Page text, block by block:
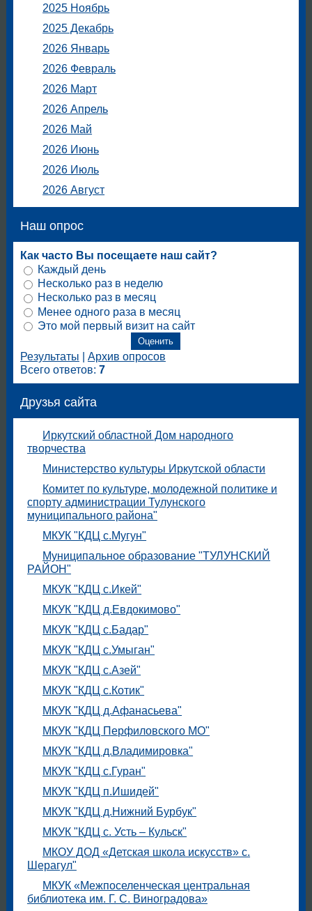
2025 Ноябрь
2025 Декабрь
2026 Январь
2026 Февраль
2026 Март
2026 Апрель
2026 Май
2026 Июнь
2026 Июль
2026 Август
Наш опрос
Как часто Вы посещаете наш сайт?
Каждый день
Несколько раз в неделю
Несколько раз в месяц
Менее одного раза в месяц
Это мой первый визит на сайт
Результаты | Архив опросов
Всего ответов: 7
Друзья сайта
Иркутский областной Дом народного
творчества
Министерство культуры Иркутской области
Комитет по культуре, молодежной политике и
спорту администрации Тулунского
муниципального района"
МКУК "КДЦ с.Мугун"
Муниципальное образование "ТУЛУНСКИЙ
РАЙОН"
МКУК "КДЦ с.Икей"
МКУК "КДЦ д.Евдокимово"
МКУК "КДЦ с.Бадар"
МКУК "КДЦ с.Умыган"
МКУК "КДЦ с.Азей"
МКУК "КДЦ с.Котик"
МКУК "КДЦ д.Афанасьева"
МКУК "КДЦ Перфиловского МО"
МКУК "КДЦ д.Владимировка"
МКУК "КДЦ с.Гуран"
МКУК "КДЦ п.Ишидей"
МКУК "КДЦ д.Нижний Бурбук"
МКУК "КДЦ с. Усть – Кульск"
МКОУ ДОД «Детская школа искусств» с.
Шерагул"
МКУК «Межпоселенческая центральная
библиотека им. Г. С. Виноградова»